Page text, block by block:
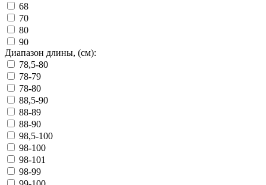
68
70
80
90
Диапазон длины, (см):
78,5-80
78-79
78-80
88,5-90
88-89
88-90
98,5-100
98-100
98-101
98-99